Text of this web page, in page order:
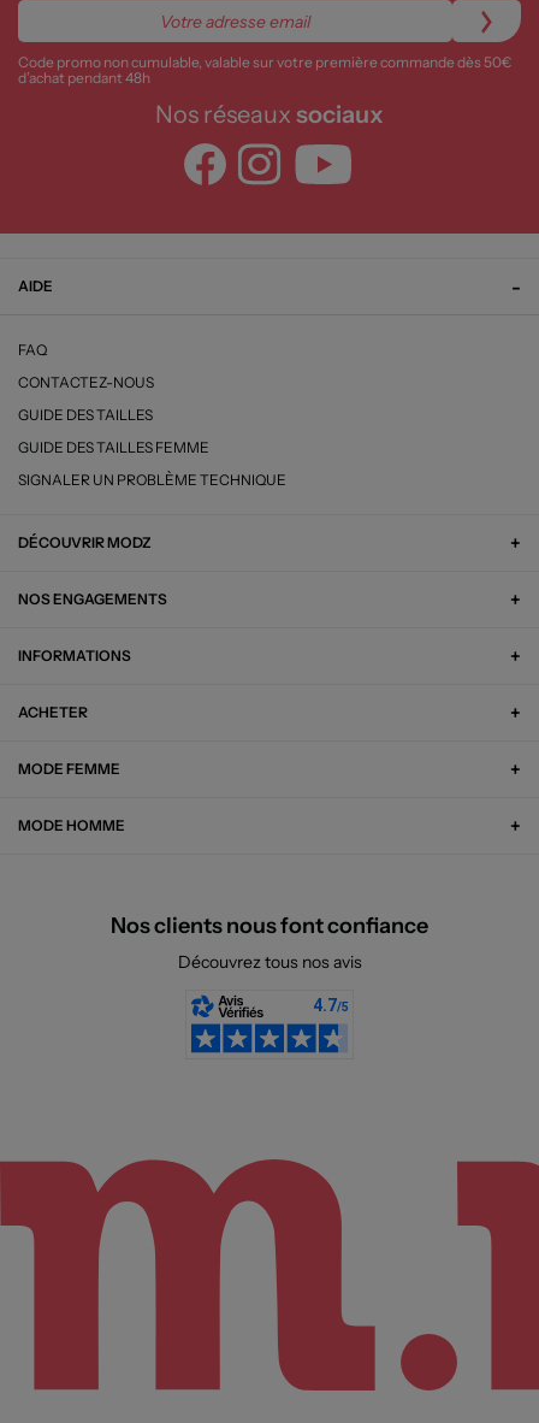
Code promo non cumulable, valable sur votre première commande dès 50€
d’achat pendant 48h
Nos réseaux sociaux
AIDE
FAQ
CONTACTEZ-NOUS
GUIDE DES TAILLES
GUIDE DES TAILLES FEMME
SIGNALER UN PROBLÈME TECHNIQUE
DÉCOUVRIR MODZ
NOS ENGAGEMENTS
INFORMATIONS
ACHETER
MODE FEMME
MODE HOMME
Nos clients nous font confiance
Découvrez tous nos avis